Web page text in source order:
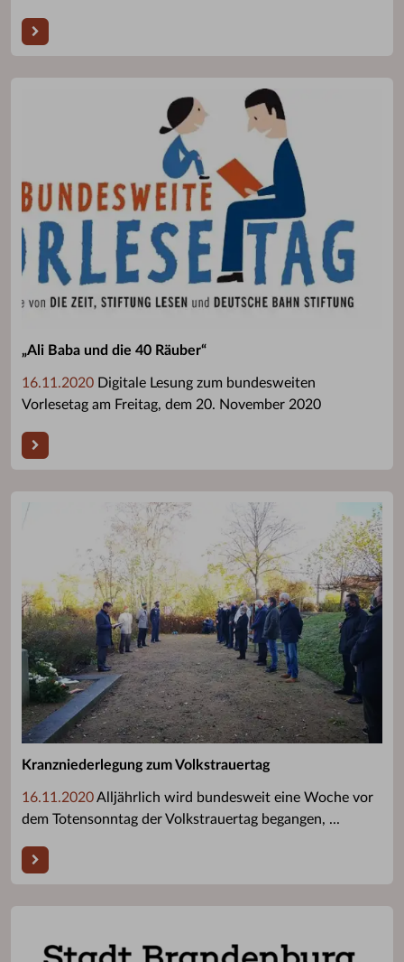
„Ali Baba und die 40 Räuber“
16.11.2020 Digitale Lesung zum bundesweiten
Vorlesetag am Freitag, dem 20. November 2020
Kranzniederlegung zum Volkstrauertag
16.11.2020Alljährlich wird bundesweit eine Woche vor
dem Totensonntag der Volkstrauertag begangen, ...